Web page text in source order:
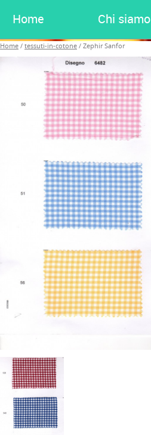
Home Chi siamo
Home / tessuti-in-cotone / Zephir Sanfor